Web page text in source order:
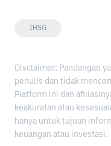
IHSG
Disclaimer: Pandangan
penulis dan tidak
Platform ini dan
keakuratan atau
hanya untuk tujuan
keuangan atau investasi.